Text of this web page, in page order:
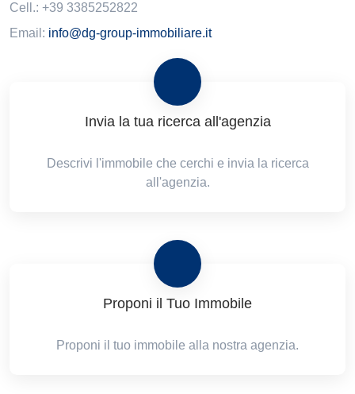
Cell.: +39 3385252822
Email: info@dg-group-immobiliare.it
Invia la tua ricerca all'agenzia
Descrivi l'immobile che cerchi e invia la ricerca
all'agenzia.
Proponi il Tuo Immobile
Proponi il tuo immobile alla nostra agenzia.